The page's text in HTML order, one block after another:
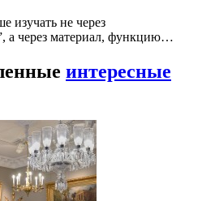
изучать не через
а через материал, функцию…
интересные